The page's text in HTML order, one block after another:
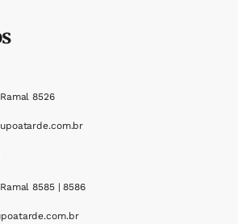
8526
8585 | 8586